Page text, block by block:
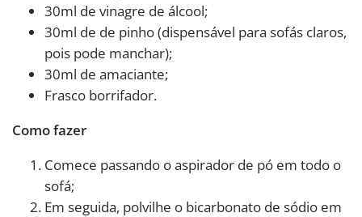
30ml de vinagre de álcool;
30ml de de pinho (dispensável para sofás claros,
pois pode manchar);
30ml de amaciante;
Frasco borrifador.
Como fazer
Comece passando o aspirador de pó em todo o
sofá;
Em seguida, polvilhe o bicarbonato de sódio em